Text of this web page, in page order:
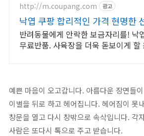
http://m.coupang.com 광고
낙엽 쿠팡 합리적인 가격 현명한
반려동물에게 안락한 보금자리를! 낙
무료반품. 사육장을 더욱 돋보이게 할
예쁜 마음이 오고갑니다. 아름다운 장면들
이별을 뒤로 하고 헤어집니다. 헤어짐이 못
창문을 열고 다시 창밖으로 속삭입니다. 각
사람은 또다시 톡으로 주고 받습니다.